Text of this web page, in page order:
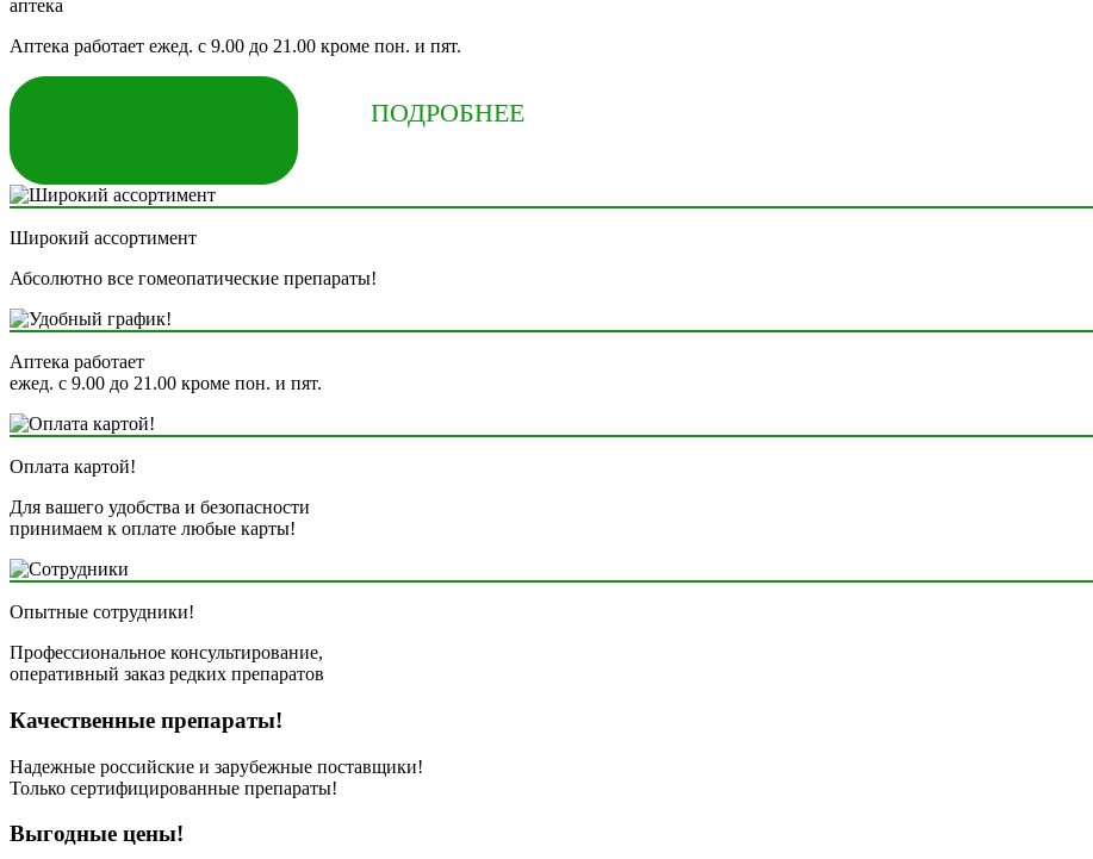
аптека
Аптека работает ежед. с 9.00 до 21.00 кроме пон. и пят.
ПОДРОБНЕЕ
Широкий ассортимент
Абсолютно все гомеопатические препараты!
Аптека работает
ежед. с 9.00 до 21.00 кроме пон. и пят.
Оплата картой!
Для вашего удобства и безопасности
принимаем к оплате любые карты!
Опытные сотрудники!
Профессиональное консультирование,
оперативный заказ редких препаратов
Качественные препараты!
Надежные российские и зарубежные поставщики!
Только сертифицированные препараты!
Выгодные цены!